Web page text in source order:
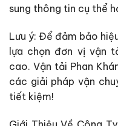
sung thông tin cụ thể
Lưu ý: Để đảm bảo
lựa chọn đơn vị vận
cao. Vận tải Phan
các giải pháp vận
tiết kiệm!